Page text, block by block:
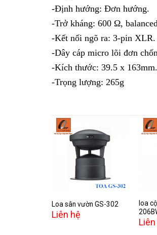
-Định hướng: Đơn hướng.
-Trở kháng: 600 Ω,
-Kết nối ngõ ra: 3-pin XLR.
-Dây cáp micro lõi đơn
-Kích thước: 39.5 x 163mm.
-Trọng lượng: 265g
Add to
wishlist
Loa sân vườn GS-302
Liên hệ
loa